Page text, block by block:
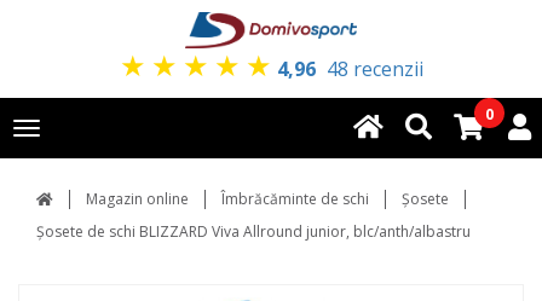
★ ★ ★ ★ ★ 4,96 48 recenzii
Toggle
navigation
0
Magazin online Îmbrăcăminte de schi
Șosete
Șosete de schi BLIZZARD Viva Allround junior, blc/anth/albastru